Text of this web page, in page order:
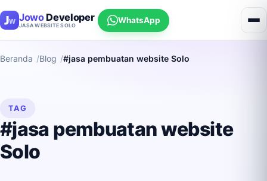
JowoDeveloper
JASA WEBSITE SOLO
WhatsApp
Beranda Blog #jasa pembuatan website Solo
TAG
#jasa pembuatan website
Solo